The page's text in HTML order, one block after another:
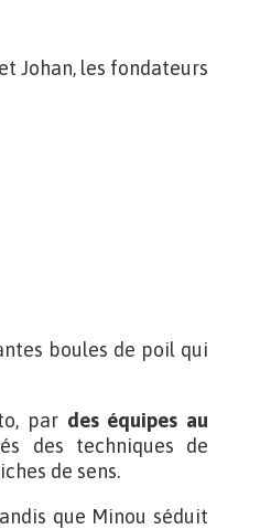
Johan, les fondateurs
boules de poil qui
par des équipes au
des techniques de
de sens.
que Minou séduit